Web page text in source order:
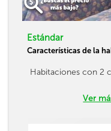
Estándar
Características de la
Habitaciones con 2
Ver